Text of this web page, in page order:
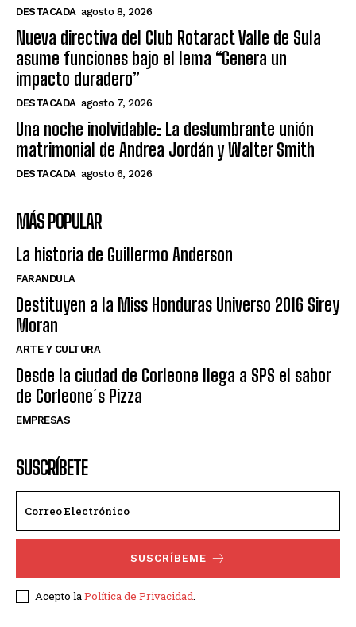
DESTACADA agosto 8, 2026
Nueva directiva del Club Rotaract Valle de Sula
asume funciones bajo el lema “Genera un
impacto duradero”
DESTACADA agosto 7, 2026
Una noche inolvidable: La deslumbrante unión
matrimonial de Andrea Jordán y Walter Smith
DESTACADA agosto 6, 2026
MÁS POPULAR
La historia de Guillermo Anderson
FARANDULA
Destituyen a la Miss Honduras Universo 2016 Sirey
Moran
ARTE Y CULTURA
Desde la ciudad de Corleone llega a SPS el sabor
de Corleone´s Pizza
EMPRESAS
SUSCRÍBETE
SUSCRÍBEME
Acepto laPolítica de Privacidad.